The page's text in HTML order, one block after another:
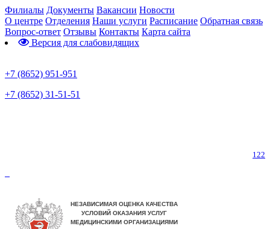
Филиалы Документы Вакансии Новости
О центре Отделения Наши услуги Расписание Обратная связь
Вопрос-ответ Отзывы Контакты Карта сайта
Версия для слабовидящих
+7 (8652) 951-951
+7 (8652) 31-51-51
122